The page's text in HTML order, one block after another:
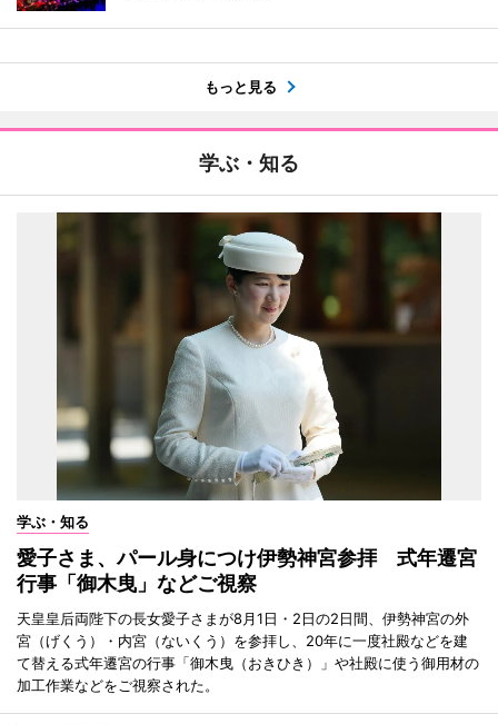
もっと見る
学ぶ・知る
学ぶ・知る
愛子さま、パール身につけ伊勢神宮参拝 式年遷宮
行事「御木曳」などご視察
天皇皇后両陛下の長女愛子さまが8月1日・2日の2日間、伊勢神宮の外
宮（げくう）・内宮（ないくう）を参拝し、20年に一度社殿などを建
て替える式年遷宮の行事「御木曳（おきひき）」や社殿に使う御用材の
加工作業などをご視察された。